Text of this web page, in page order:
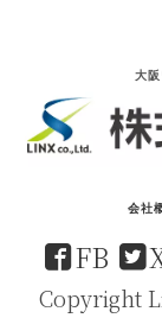
大
会社
FB
Copyright